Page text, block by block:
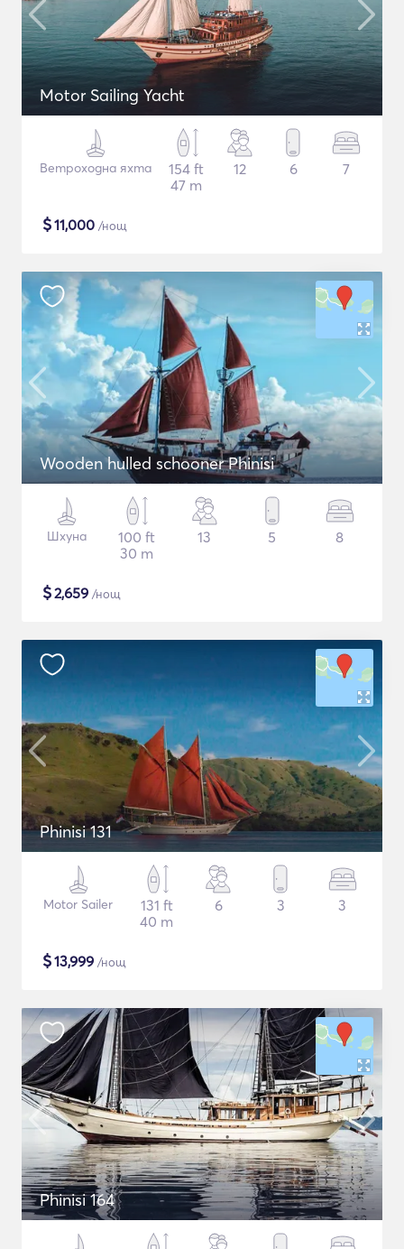
Motor Sailing Yacht
Ветроходна яхта
154 ft
47 m
12 6 7
$11,000 /нощ
Wooden hulled schooner Phinisi
Шхуна
100 ft
30 m
13 5 8
$2,659 /нощ
Phinisi 131
Motor Sailer
131 ft
40 m
6 3 3
$13,999 /нощ
Phinisi 164